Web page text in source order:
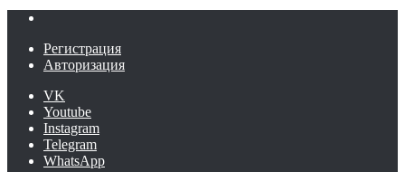
Регистрация
Авторизация
VK
Youtube
Instagram
Telegram
WhatsApp